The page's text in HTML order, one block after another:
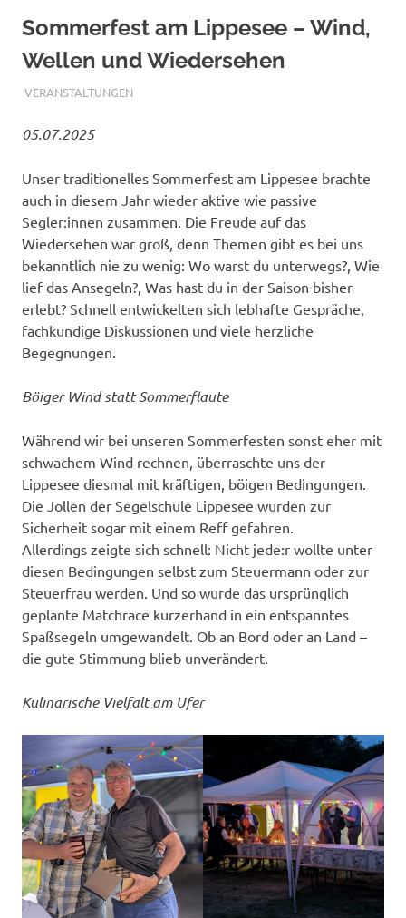
Sommerfest am Lippesee – Wind,
Wellen und Wiedersehen
JULI 5, 2025
ADMIN
VERANSTALTUNGEN
05.07.2025
Unser traditionelles Sommerfest am Lippesee brachte
auch in diesem Jahr wieder aktive wie passive
Segler:innen zusammen. Die Freude auf das
Wiedersehen war groß, denn Themen gibt es bei uns
bekanntlich nie zu wenig: Wo warst du unterwegs?, Wie
lief das Ansegeln?, Was hast du in der Saison bisher
erlebt? Schnell entwickelten sich lebhafte Gespräche,
fachkundige Diskussionen und viele herzliche
Begegnungen.
Böiger Wind statt Sommerflaute
Während wir bei unseren Sommerfesten sonst eher mit
schwachem Wind rechnen, überraschte uns der
Lippesee diesmal mit kräftigen, böigen Bedingungen.
Die Jollen der Segelschule Lippesee wurden zur
Sicherheit sogar mit einem Reff gefahren.
Allerdings zeigte sich schnell: Nicht jede:r wollte unter
diesen Bedingungen selbst zum Steuermann oder zur
Steuerfrau werden. Und so wurde das ursprünglich
geplante Matchrace kurzerhand in ein entspanntes
Spaßsegeln umgewandelt. Ob an Bord oder an Land –
die gute Stimmung blieb unverändert.
Kulinarische Vielfalt am Ufer